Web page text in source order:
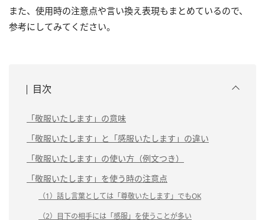
また、使用時の注意点や言い換え表現もまとめているので、
参考にしてみてください。
目次
「敬服いたします」の意味
「敬服いたします」と「感服いたします」の違い
「敬服いたします」の使い方（例文つき）
「敬服いたします」を使う時の注意点
（1）話し言葉としては「尊敬いたします」でもOK
（2）目下の相手には「感服」を使うことが多い